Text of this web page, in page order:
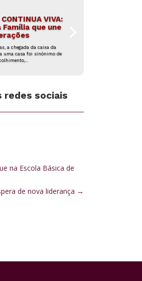
VIVA:
Família que une
a chegada da caixa da
uma casa foi sinónimo de
redes sociais
na Escola Básica de
de nova liderança →